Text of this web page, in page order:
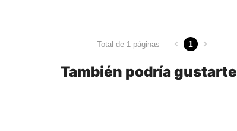
Total de 1 páginas 1
También podría gustarte